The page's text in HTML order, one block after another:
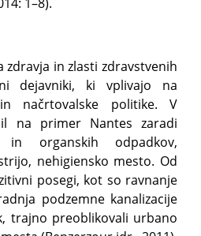
zdravja in zlasti zdravstvenih
dejavniki, ki vplivajo na
načrtovalske politike. V
na primer Nantes zaradi
in organskih odpadkov,
nehigiensko mesto. Od
posegi, kot so ravnanje
podzemne kanalizacije
trajno preoblikovali urbano